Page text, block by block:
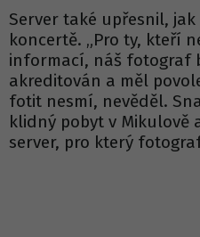
Server také upřesnil,
koncertě. „Pro ty, kteří
informací, náš fotograf
akreditován a měl
fotit nesmí, nevěděl.
klidný pobyt v Mikulově
server, pro který